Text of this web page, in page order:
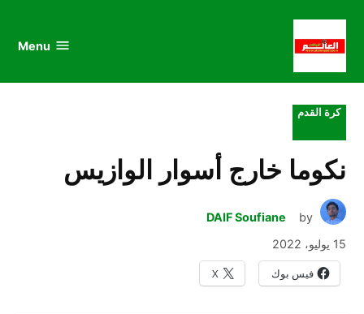
Menu
POSTED
كرة القدم
نكوما خارج أسوار الوازيس
by
DAIF Soufiane
15 يوليو، 2022
فيس بوك X